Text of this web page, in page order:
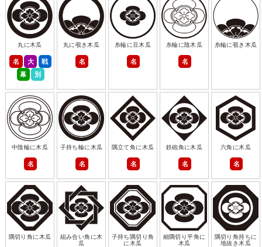
丸に木瓜
名 大
戦
幕
別
丸に覗き木瓜
名
糸輪に豆木瓜
名
糸輪に陰木瓜
名
糸輪に覗き木瓜
中陰輪に木瓜
名
子持ち輪に木瓜
名
隅立て角に木瓜
名
鉄砲角に木瓜
名
六角に木瓜
名
隅切り角に木瓜
組み合い角に木
瓜
子持ち隅切り角
に木瓜
細隅切り平角に
木瓜
隅切り角持ちに
地抜き木瓜